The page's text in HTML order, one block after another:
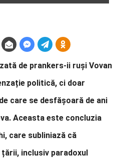
de prankers-ii ruși Vovan
politică, ci doar
care se desfășoară de ani
Aceasta este concluzia
care subliniază că
inclusiv paradoxul